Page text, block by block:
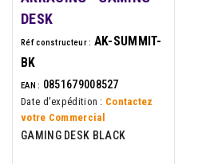
DESK
Réf constructeur : AK-SUMMIT-
BK
EAN : 0851679008527
Date d'expédition : Contactez
votre Commercial
GAMING DESK BLACK